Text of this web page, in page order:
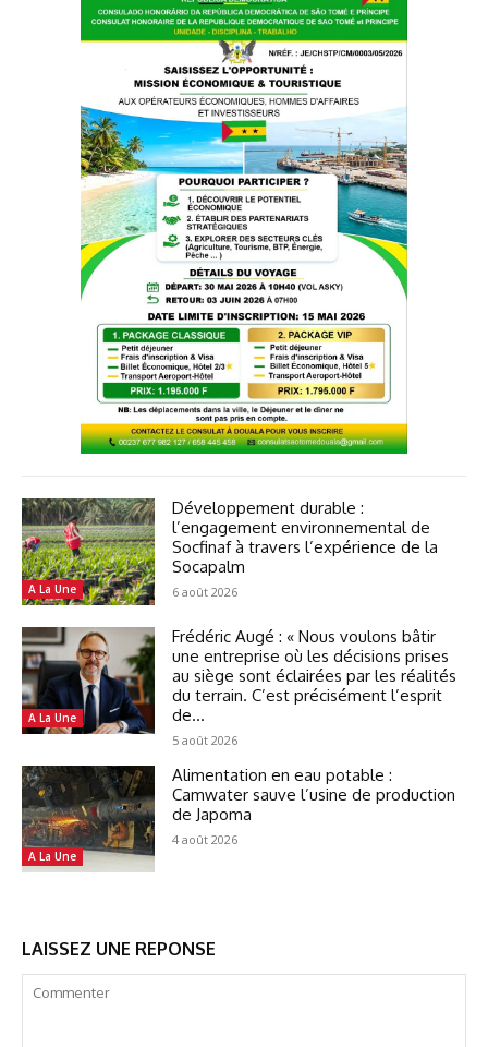
A La Une
Développement durable :
l’engagement environnemental de
Socfinaf à travers l’expérience de la
Socapalm
6 août 2026
A La Une
Frédéric Augé : « Nous voulons bâtir
une entreprise où les décisions prises
au siège sont éclairées par les réalités
du terrain. C’est précisément l’esprit
de...
5 août 2026
A La Une
Alimentation en eau potable :
Camwater sauve l’usine de production
de Japoma
4 août 2026
LAISSEZ UNE REPONSE